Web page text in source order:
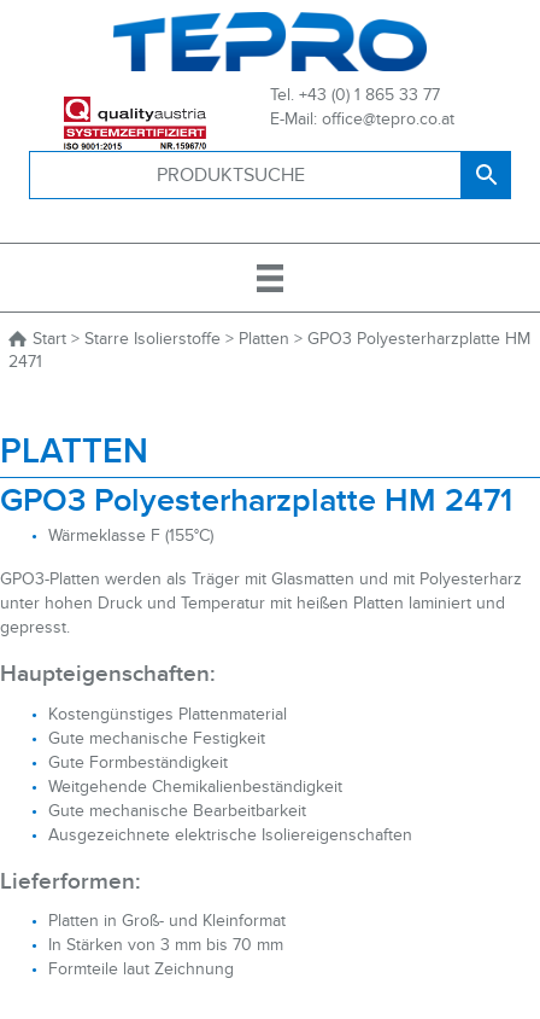
Tel. +43 (0) 1 865 33 77
E-Mail: office@tepro.co.at
Start> Starre Isolierstoffe> Platten > GPO3 Polyesterharzplatte HM
2471
PLATTEN
GPO3 Polyesterharzplatte HM 2471
Wärmeklasse F (155°C)
GPO3-Platten werden als Träger mit Glasmatten und mit Polyesterharz
unter hohen Druck und Temperatur mit heißen Platten laminiert und
gepresst.
Haupteigenschaften:
Kostengünstiges Plattenmaterial
Gute mechanische Festigkeit
Gute Formbeständigkeit
Weitgehende Chemikalienbeständigkeit
Gute mechanische Bearbeitbarkeit
Ausgezeichnete elektrische Isoliereigenschaften
Lieferformen:
Platten in Groß- und Kleinformat
In Stärken von 3 mm bis 70 mm
Formteile laut Zeichnung